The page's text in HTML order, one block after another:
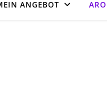
ANGEBOT